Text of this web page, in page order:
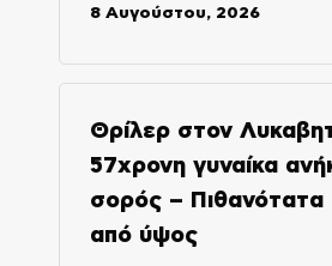
8 Αυγούστου, 2026
Θρίλερ στον
57χρονη γυναίκα
σορός – Πιθανότατα
από ύψος